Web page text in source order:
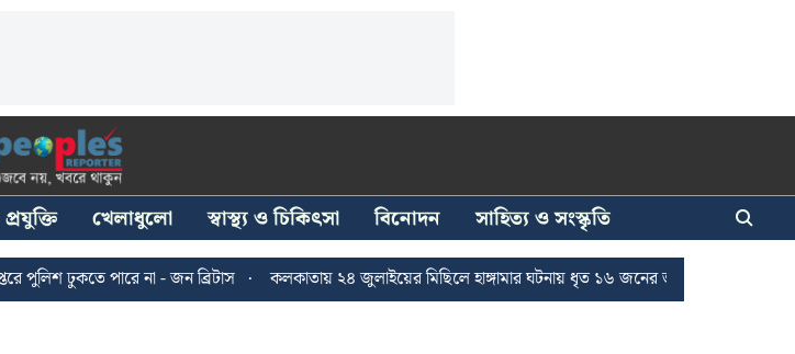
খেলাধুলো স্বাস্থ্য ও চিকিৎসা বিনোদন সাহিত্য ও সংস্কৃতি
পারে না - জন ব্রিটাস কলকাতায় ২৪ জুলাইয়ের মিছিলে হাঙ্গামার ঘটনায় ধৃত ১৬ জনের জামিন দুর্নীতি দমনে রাজ্যে